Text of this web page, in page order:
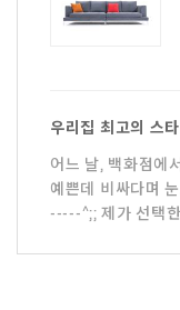
우리집 최고의 스
어느 날, 백화점에
예쁜데 비싸다며 눈도장만 찍
-----^;; 제가 선